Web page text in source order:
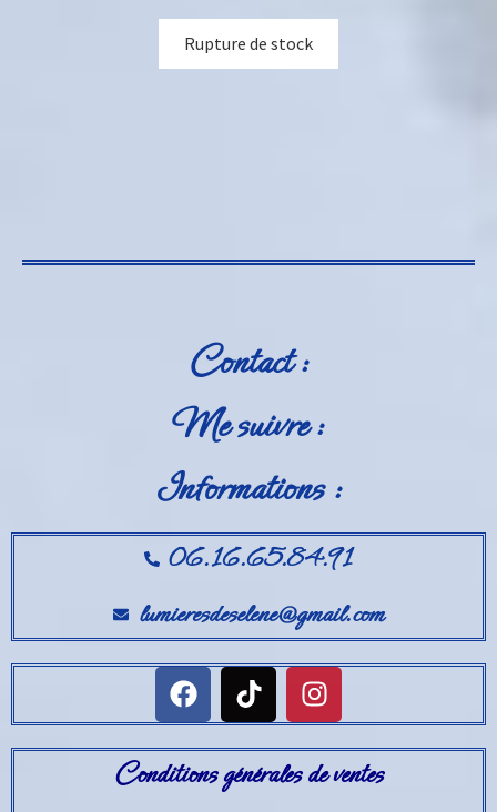
Rupture de stock
Contact :
Me suivre :
Informations :
06.16.65.84.91
lumieresdeselene@gmail.com
Conditions générales de ventes